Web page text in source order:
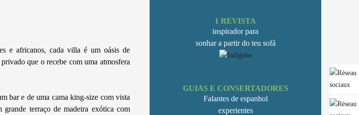
e africanos, cada villa é um oásis de
que o recebe com uma atmosfera
bar e de uma cama king-size com vista
terraço de madeira exótica com
1 REVISTA
inspirador para
sonhar a partir do teu sofá
GUIAS E CONSERTADORES
Falantes de espanhol
experientes